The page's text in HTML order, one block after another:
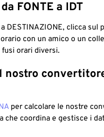
FONTE a IDT
DESTINAZIONE, clicca sul
con un amico o un
orari diversi.
per calcolare le nostre
che coordina e gestisce i